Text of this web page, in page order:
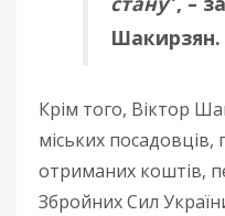
Шакирзян.
Крім того, Віктор
міських
отриманих коштів,
Збройних Сил